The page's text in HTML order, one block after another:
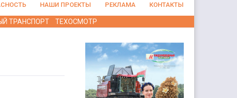
НАШИ ПРОЕКТЫ РЕКЛАМА КОНТАКТЫ
ТРАНСПОРТ ТЕХОСМОТР